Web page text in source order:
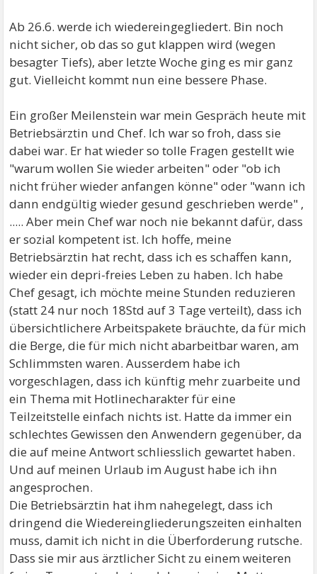
Ab 26.6. werde ich wiedereingegliedert. Bin noch
nicht sicher, ob das so gut klappen wird (wegen
besagter Tiefs), aber letzte Woche ging es mir ganz
gut. Vielleicht kommt nun eine bessere Phase.
Ein großer Meilenstein war mein Gespräch heute mit
Betriebsärztin und Chef. Ich war so froh, dass sie
dabei war. Er hat wieder so tolle Fragen gestellt wie
"warum wollen Sie wieder arbeiten" oder "ob ich
nicht früher wieder anfangen könne" oder "wann ich
dann endgültig wieder gesund geschrieben werde" ,
..... Aber mein Chef war noch nie bekannt dafür, dass
er sozial kompetent ist. Ich hoffe, meine
Betriebsärztin hat recht, dass ich es schaffen kann,
wieder ein depri-freies Leben zu haben. Ich habe
Chef gesagt, ich möchte meine Stunden reduzieren
(statt 24 nur noch 18Std auf 3 Tage verteilt), dass ich
übersichtlichere Arbeitspakete bräuchte, da für mich
die Berge, die für mich nicht abarbeitbar waren, am
Schlimmsten waren. Ausserdem habe ich
vorgeschlagen, dass ich künftig mehr zuarbeite und
ein Thema mit Hotlinecharakter für eine
Teilzeitstelle einfach nichts ist. Hatte da immer ein
schlechtes Gewissen den Anwendern gegenüber, da
die auf meine Antwort schliesslich gewartet haben.
Und auf meinen Urlaub im August habe ich ihn
angesprochen.
Die Betriebsärztin hat ihm nahegelegt, dass ich
dringend die Wiedereingliederungszeiten einhalten
muss, damit ich nicht in die Überforderung rutsche.
Dass sie mir aus ärztlicher Sicht zu einem weiteren